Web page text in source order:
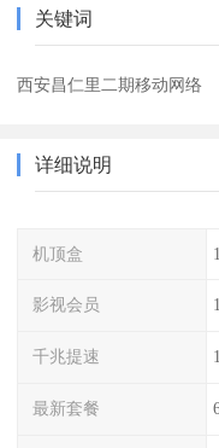
关键词
西安昌仁里二期移动网络
详细说明
机顶盒
影视会员
千兆提速
最新套餐